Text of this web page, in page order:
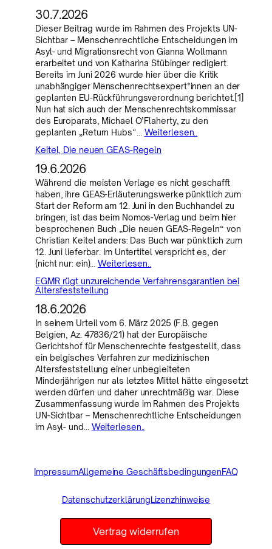
30.7.2026
Dieser Beitrag wurde im Rahmen des Projekts UN-
Sichtbar – Menschenrechtliche Entscheidungen im
Asyl- und Migrationsrecht von Gianna Wollmann
erarbeitet und von Katharina Stübinger redigiert.
Bereits im Juni 2026 wurde hier über die Kritik
unabhängiger Menschenrechtsexpert*innen an der
geplanten EU-Rückführungsverordnung berichtet.[1]
Nun hat sich auch der Menschenrechtskommissar
des Europarats, Michael O’Flaherty, zu den
geplanten „Return Hubs“… Weiterlesen..
Keitel, Die neuen GEAS-Regeln
19.6.2026
Während die meisten Verlage es nicht geschafft
haben, ihre GEAS-Erläuterungswerke pünktlich zum
Start der Reform am 12. Juni in den Buchhandel zu
bringen, ist das beim Nomos-Verlag und beim hier
besprochenen Buch „Die neuen GEAS-Regeln“ von
Christian Keitel anders: Das Buch war pünktlich zum
12. Juni lieferbar. Im Untertitel verspricht es, der
(nicht nur: ein)…Weiterlesen..
EGMR rügt unzureichende Verfahrensgarantien bei
Altersfeststellung
18.6.2026
In seinem Urteil vom 6. März 2025 (F.B. gegen
Belgien, Az. 47836/21) hat der Europäische
Gerichtshof für Menschenrechte festgestellt, dass
ein belgisches Verfahren zur medizinischen
Altersfeststellung einer unbegleiteten
Minderjährigen nur als letztes Mittel hätte eingesetzt
werden dürfen und daher unrechtmäßig war. Diese
Zusammenfassung wurde im Rahmen des Projekts
UN-Sichtbar – Menschenrechtliche Entscheidungen
im Asyl- und… Weiterlesen..
ImpressumAllgemeine GeschäftsbedingungenFAQ
DatenschutzerklärungLizenzhinweise
Vertrag widerrufen